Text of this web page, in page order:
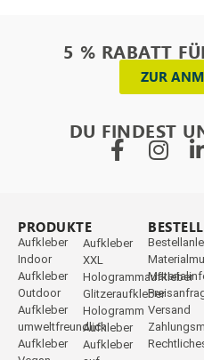
5 % RABATT
ZUR
DU FINDEST
PRODUKTE
Aufkleber
Indoor
Aufkleber
Outdoor
Aufkleber
umweltfreundlich
Aufkleber
_
Aufkleber
XXL
Hologrammaufkleber
Glitzeraufkleber
Hologramm
Aufkleber
Aufkleber
Versand